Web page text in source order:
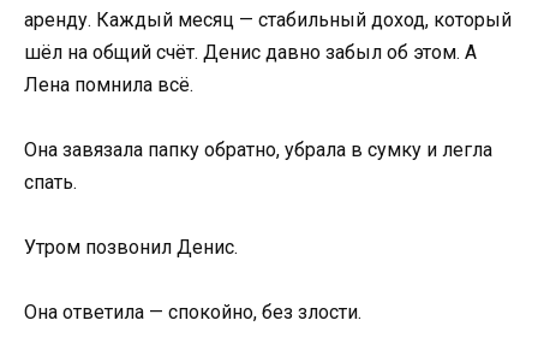
аренду. Каждый месяц — стабильный доход, который
шёл на общий счёт. Денис давно забыл об этом. А
Лена помнила всё.
Она завязала папку обратно, убрала в сумку и легла
спать.
Утром позвонил Денис.
Она ответила — спокойно, без злости.